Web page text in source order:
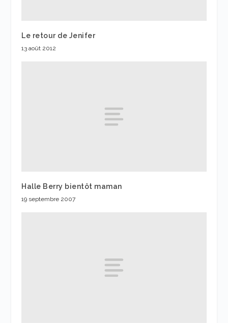
Le retour de Jenifer
13 août 2012
Halle Berry bientôt maman
19 septembre 2007